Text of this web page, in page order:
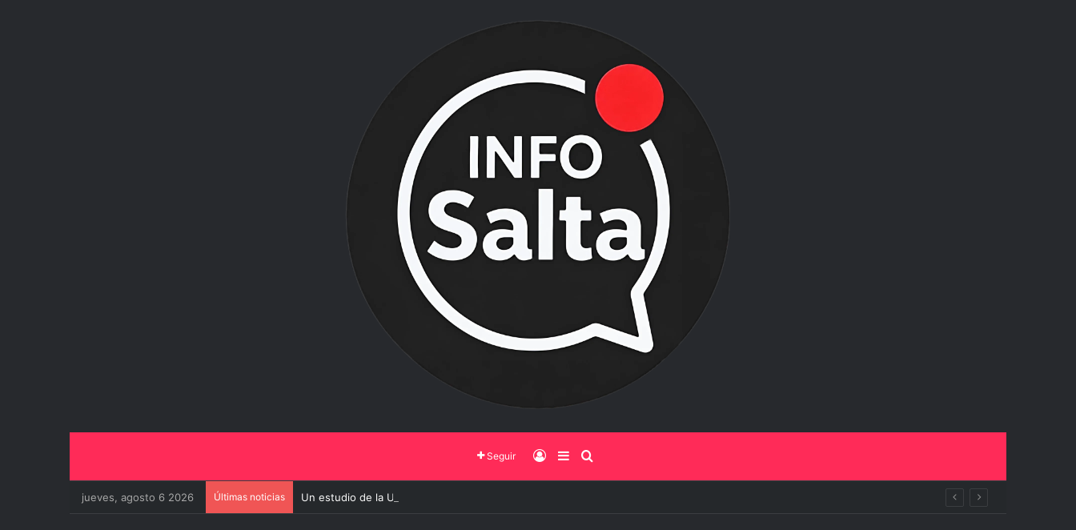
Seguir Iniciar Sesión
Barra Lateral
jueves, agosto 6 2026 Últimas noticias Un estudio de la UNSa busca revolucionar las casas de adobe y hacerlas más seguras